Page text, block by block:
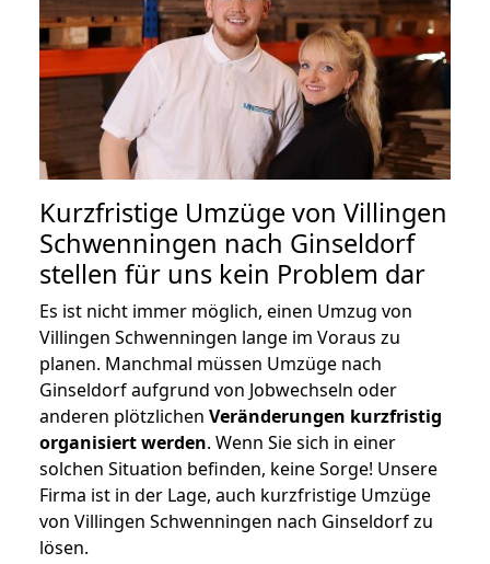
Kurzfristige Umzüge von Villingen
Schwenningen nach Ginseldorf
stellen für uns kein Problem dar
Es ist nicht immer möglich, einen Umzug von
Villingen Schwenningen lange im Voraus zu
planen. Manchmal müssen Umzüge nach
Ginseldorf aufgrund von Jobwechseln oder
anderen plötzlichen Veränderungen kurzfristig
organisiert werden. Wenn Sie sich in einer
solchen Situation befinden, keine Sorge! Unsere
Firma ist in der Lage, auch kurzfristige Umzüge
von Villingen Schwenningen nach Ginseldorf zu
lösen.